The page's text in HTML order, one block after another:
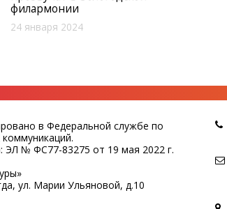
филармонии
24 января 2024
в Федеральной службе по
ЭЛ № ФС77-83275 от 19 мая 2022 г.
ул. Марии Ульяновой, д.10